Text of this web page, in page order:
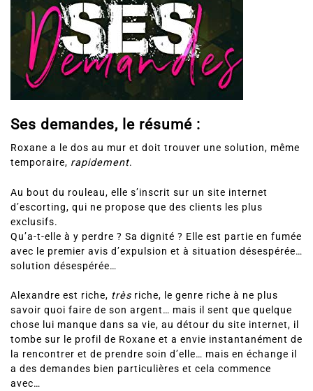
Ses demandes, le résumé :
Roxane a le dos au mur et doit trouver une solution, même
temporaire, rapidement.
Au bout du rouleau, elle s’inscrit sur un site internet
d’escorting, qui ne propose que des clients les plus
exclusifs.
Qu’a-t-elle à y perdre ? Sa dignité ? Elle est partie en fumée
avec le premier avis d’expulsion et à situation désespérée…
solution désespérée…
Alexandre est riche, très riche, le genre riche à ne plus
savoir quoi faire de son argent… mais il sent que quelque
chose lui manque dans sa vie, au détour du site internet, il
tombe sur le profil de Roxane et a envie instantanément de
la rencontrer et de prendre soin d’elle… mais en échange il
a des demandes bien particulières et cela commence
avec…